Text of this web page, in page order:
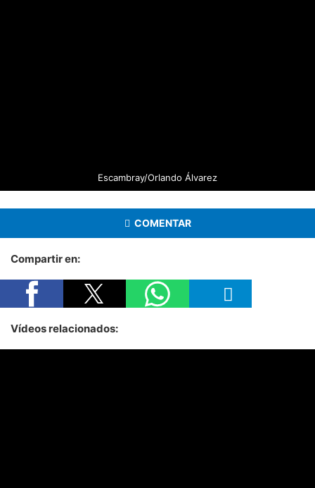
Escambray/Orlando Álvarez
COMENTAR
Compartir en:
Vídeos relacionados: